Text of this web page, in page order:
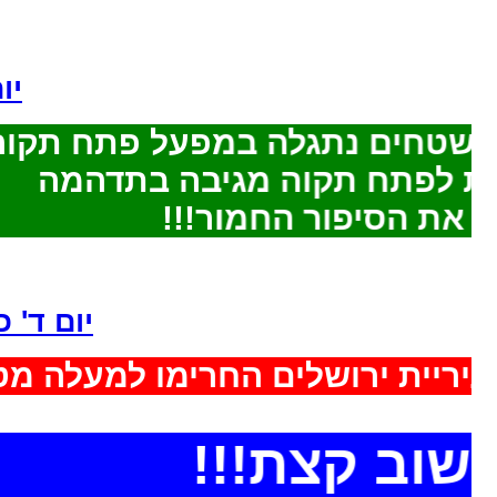
מהשטחים נתגלה במפעל פתח
תקוה מגיבה בתדהמה
החמור!!!
יום ד'
פקחי עיריית ירושלים החרימו
קצת!!!